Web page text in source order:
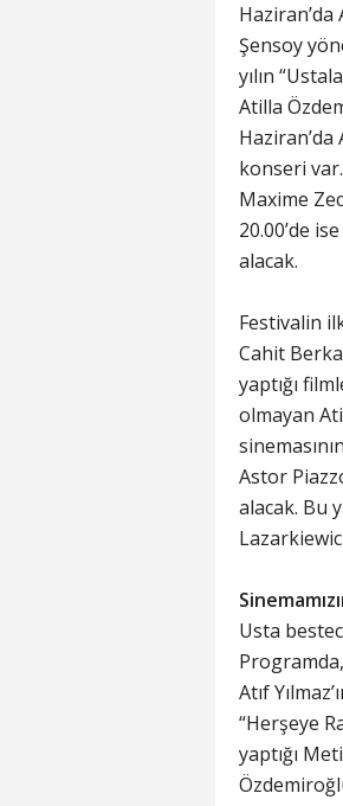
Haziran’da
Şensoy
yılın
Atilla
Haziran’da
konseri
Maxime
20.00’de
alacak.
Festivalin
Cahit
yaptığı
olmayan
Astor
alacak. Bu
Usta
Atıf
“Herşeye
yaptığı